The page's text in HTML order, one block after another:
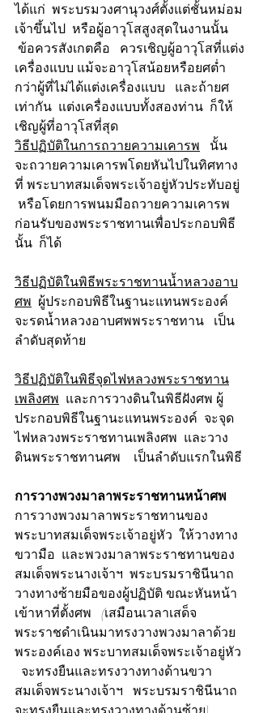
ได้แก่  พระบรมวงศานุวงศ์ตั้งแต่ชั้นหม่อม
เจ้าขึ้นไป  หรือผู้อาวุโสสูงสุดในงานนั้น
ข้อควรสังเกตคือ   ควรเชิญผู้อาวุโสที่แต่ง
เครื่องแบบ แม้จะอาวุโสน้อยหรือยศต่ำ
กว่าผู้ที่ไม่ได้แต่งเครื่องแบบ   และถ้ายศ
เท่ากัน  แต่งเครื่องแบบทั้งสองท่าน  ก็ให้
เชิญผู้ที่อาวุโสที่สุด
วิธีปฏิบัติในการถวายความเคารพ
   นั้น
จะถวายความเคารพโดยหันไปในทิศทาง
ที่ พระบาทสมเด็จพระเจ้าอยู่หัวประทับอยู่
หรือโดยการพนมมือถวายความเคารพ
ก่อนรับของพระราชทานเพื่อประกอบพิธี
นั้น  ก็ได้
วิธีปฏิบัติในพิธีพระราชทานน้ำหลวงอาบ
ศพ
  ผู้ประกอบพิธีในฐานะแทนพระองค์
จะรดน้ำหลวงอาบศพพระราชทาน   เป็น
ลำดับสุดท้าย
วิธีปฏิบัติในพิธีจุดไฟหลวงพระราชทาน
เพลิงศพ
  และการวางดินในพิธีฝังศพ ผู้
ประกอบพิธีในฐานะแทนพระองค์  จะจุด
ไฟหลวงพระราชทานเพลิงศพ  และวาง
ดินพระราชทานศพ    เป็นลำดับแรกในพิธี
การวางพวงมาลาพระราชทานหน้าศพ
การวางพวงมาลาพระราชทานของ
พระบาทสมเด็จพระเจ้าอยู่หัว  ให้วางทาง
ขวามือ  และพวงมาลาพระราชทานของ
สมเด็จพระนางเจ้าฯ  พระบรมราชินีนาถ
วางทางซ้ายมือของผู้ปฏิบัติ ขณะหันหน้า
เข้าหาที่ตั้งศพ   (เสมือนเวลาเสด็จ
พระราชดำเนินมาทรงวางพวงมาลาด้วย
พระองค์เอง พระบาทสมเด็จพระเจ้าอยู่หัว
  จะทรงยืนและทรงวางทางด้านขวา
สมเด็จพระนางเจ้าฯ   พระบรมราชินีนาถ